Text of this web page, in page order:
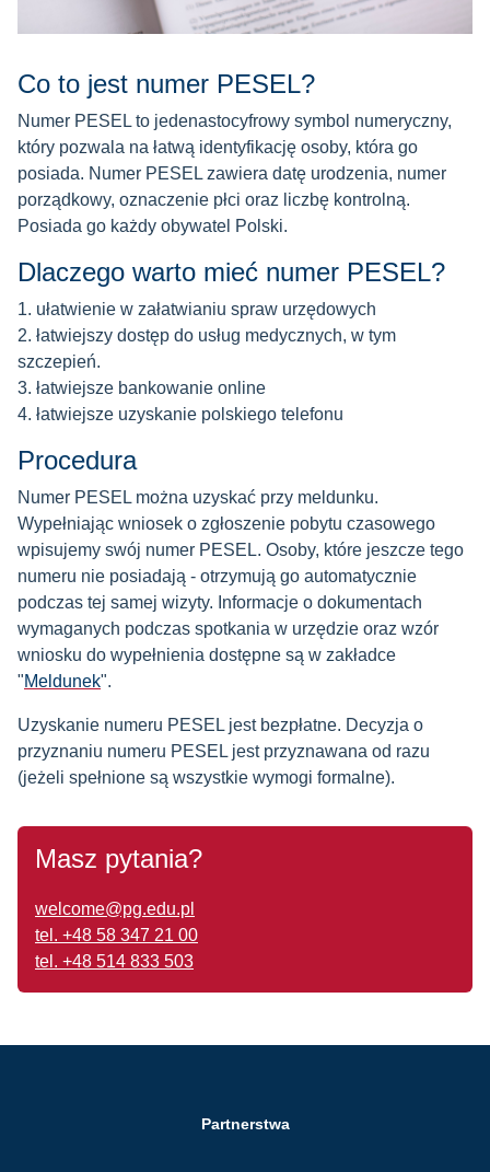
Co to jest numer PESEL?
Numer PESEL to jedenastocyfrowy symbol numeryczny,
który pozwala na łatwą identyfikację osoby, która go
posiada. Numer PESEL zawiera datę urodzenia, numer
porządkowy, oznaczenie płci oraz liczbę kontrolną.
Posiada go każdy obywatel Polski.
Dlaczego warto mieć numer PESEL?
1. ułatwienie w załatwianiu spraw urzędowych
2. łatwiejszy dostęp do usług medycznych, w tym
szczepień.
3. łatwiejsze bankowanie online
4. łatwiejsze uzyskanie polskiego telefonu
Procedura
Numer PESEL można uzyskać przy meldunku.
Wypełniając wniosek o zgłoszenie pobytu czasowego
wpisujemy swój numer PESEL. Osoby, które jeszcze tego
numeru nie posiadają - otrzymują go automatycznie
podczas tej samej wizyty. Informacje o dokumentach
wymaganych podczas spotkania w urzędzie oraz wzór
wniosku do wypełnienia dostępne są w zakładce
"Meldunek".
Uzyskanie numeru PESEL jest bezpłatne. Decyzja o
przyznaniu numeru PESEL jest przyznawana od razu
(jeżeli spełnione są wszystkie wymogi formalne).
Masz pytania?
welcome@pg.edu.pl
tel. +48 58 347 21 00
tel. +48 514 833 503
Partnerstwa